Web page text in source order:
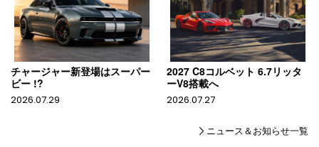
チャージャー新登場はスーパー
ビー !?
2026.07.29
2027 C8コルベット 6.7リッタ
ーV8搭載へ
2026.07.27
ニュース＆お知らせ一覧